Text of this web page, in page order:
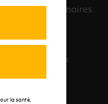
la santé.
avec nos partenaires
disposition